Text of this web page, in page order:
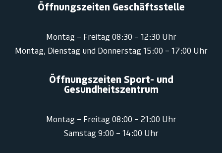
Öffnungszeiten Geschäftsstelle
Montag – Freitag 08:30 – 12:30 Uhr
Montag, Dienstag und Donnerstag 15:00 – 17:00 Uhr
Öffnungszeiten Sport- und
Gesundheitszentrum
Montag – Freitag 08:00 – 21:00 Uhr
Samstag 9:00 – 14:00 Uhr